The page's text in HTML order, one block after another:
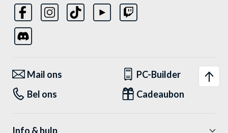
Mail ons
PC-Builder
Bel ons
Cadeaubon
Info & hulp